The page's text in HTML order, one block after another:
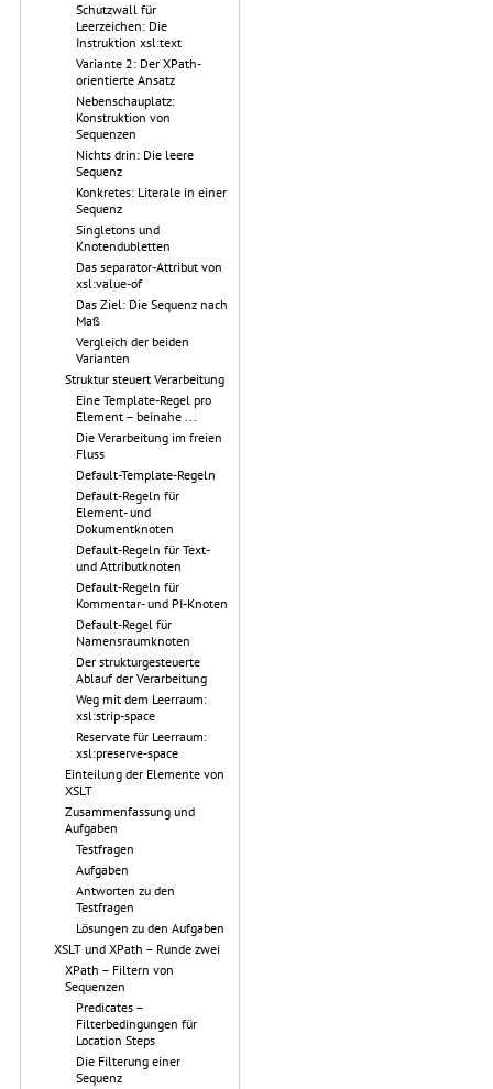
Schutzwall für
Leerzeichen: Die
Instruktion xsl:text
Variante 2: Der XPath-
orientierte Ansatz
Nebenschauplatz:
Konstruktion von
Sequenzen
Nichts drin: Die leere
Sequenz
Konkretes: Literale in einer
Sequenz
Singletons und
Knotendubletten
Das separator-Attribut von
xsl:value-of
Das Ziel: Die Sequenz nach
Maß
Vergleich der beiden
Varianten
Struktur steuert Verarbeitung
Eine Template-Regel pro
Element – beinahe ...
Die Verarbeitung im freien
Fluss
Default-Template-Regeln
Default-Regeln für
Element- und
Dokumentknoten
Default-Regeln für Text-
und Attributknoten
Default-Regeln für
Kommentar- und PI-Knoten
Default-Regel für
Namensraumknoten
Der strukturgesteuerte
Ablauf der Verarbeitung
Weg mit dem Leerraum:
xsl:strip-space
Reservate für Leerraum:
xsl:preserve-space
Einteilung der Elemente von
XSLT
Zusammenfassung und
Aufgaben
Testfragen
Aufgaben
Antworten zu den
Testfragen
Lösungen zu den Aufgaben
XSLT und XPath – Runde zwei
XPath – Filtern von
Sequenzen
Predicates –
Filterbedingungen für
Location Steps
Die Filterung einer
Sequenz